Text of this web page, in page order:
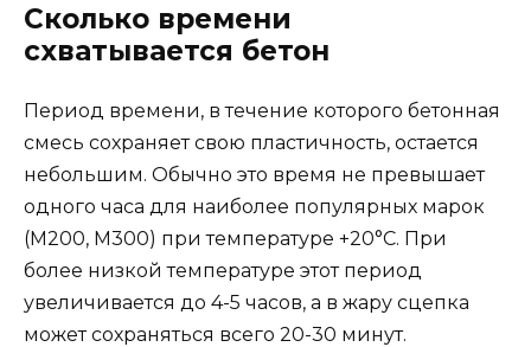
Сколько времени
схватывается бетон
Период времени, в течение которого бетонная
смесь сохраняет свою пластичность, остается
небольшим. Обычно это время не превышает
одного часа для наиболее популярных марок
(М200, М300) при температуре +20°C. При
более низкой температуре этот период
увеличивается до 4-5 часов, а в жару сцепка
может сохраняться всего 20-30 минут.